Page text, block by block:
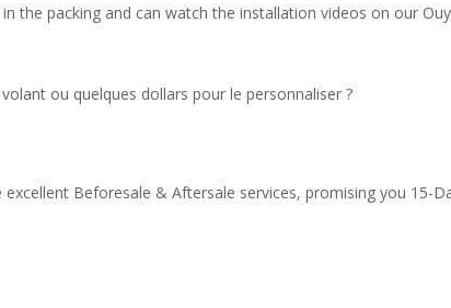
the packing and can watch the installation videos on our
ou quelques dollars pour le personnaliser ?
Beforesale & Aftersale services, promising you